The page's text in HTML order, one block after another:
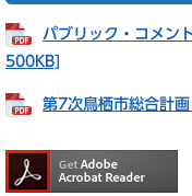
パブリック・コメン
500KB]
第7次鳥栖市総合計